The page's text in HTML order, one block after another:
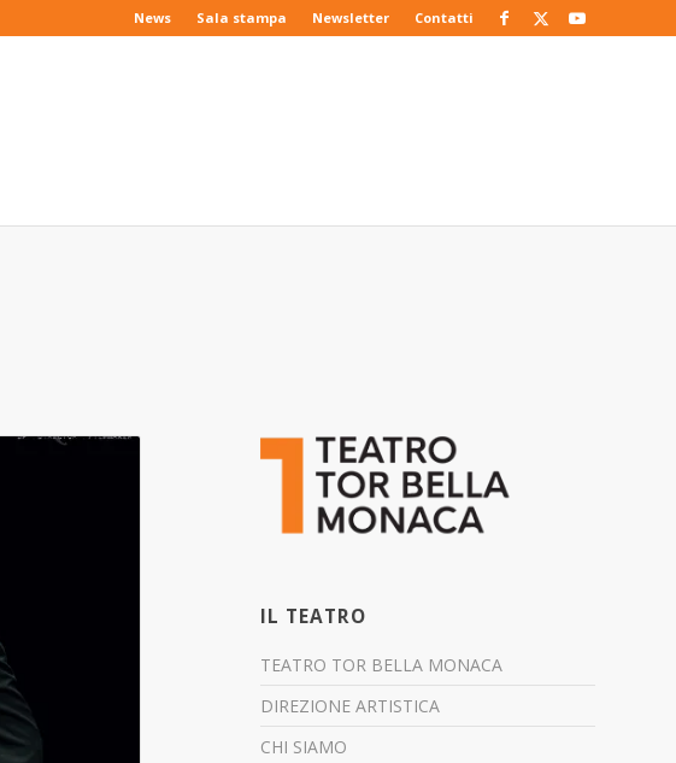
News Sala stampa Newsletter Contatti
IL TEATRO
TEATRO TOR BELLA MONACA
DIREZIONE ARTISTICA
CHI SIAMO